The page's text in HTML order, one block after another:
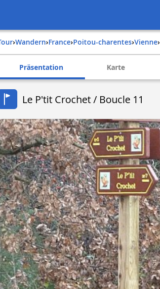
Tour› Wandern› france› poitou-charentes› vienne›
Präsentation Karte
Le P'tit Crochet / Boucle 11